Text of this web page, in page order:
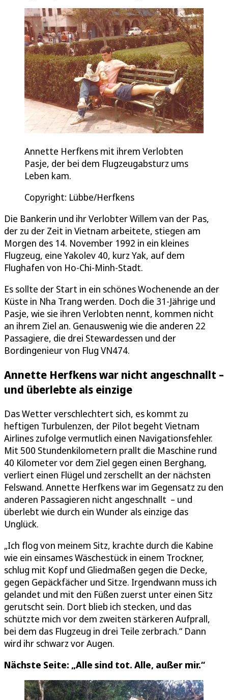
Annette Herfkens mit ihrem Verlobten
Pasje, der bei dem Flugzeugabsturz ums
Leben kam.
Copyright: Lübbe/Herfkens
Die Bankerin und ihr Verlobter Willem van der Pas,
der zu der Zeit in Vietnam arbeitete, stiegen am
Morgen des 14. November 1992 in ein kleines
Flugzeug, eine Yakolev 40, kurz Yak, auf dem
Flughafen von Ho-Chi-Minh-Stadt.
Es sollte der Start in ein schönes Wochenende an der
Küste in Nha Trang werden. Doch die 31-Jährige und
Pasje, wie sie ihren Verlobten nennt, kommen nicht
an ihrem Ziel an. Genauswenig wie die anderen 22
Passagiere, die drei Stewardessen und der
Bordingenieur von Flug VN474.
Annette Herfkens war nicht angeschnallt –
und überlebte als einzige
Das Wetter verschlechtert sich, es kommt zu
heftigen Turbulenzen, der Pilot begeht Vietnam
Airlines zufolge vermutlich einen Navigationsfehler.
Mit 500 Stundenkilometern prallt die Maschine rund
40 Kilometer vor dem Ziel gegen einen Berghang,
verliert einen Flügel und zerschellt an der nächsten
Felswand. Annette Herfkens war im Gegensatz zu den
anderen Passagieren nicht angeschnallt – und
überlebt wie durch ein Wunder als einzige das
Unglück.
„Ich flog von meinem Sitz, krachte durch die Kabine
wie ein einsames Wäschestück in einem Trockner,
schlug mit Kopf und Gliedmaßen gegen die Decke,
gegen Gepäckfächer und Sitze. Irgendwann muss ich
gelandet und mit den Füßen zuerst unter einen Sitz
gerutscht sein. Dort blieb ich stecken, und das
schützte mich vor dem zweiten stärkeren Aufprall,
bei dem das Flugzeug in drei Teile zerbrach.“ Dann
wird ihr schwarz vor Augen.
Nächste Seite: „Alle sind tot. Alle, außer mir.“